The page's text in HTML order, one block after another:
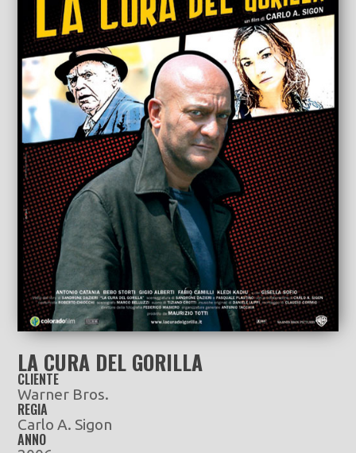
LA CURA DEL GORILLA
CLIENTE
Warner Bros.
REGIA
Carlo A. Sigon
ANNO